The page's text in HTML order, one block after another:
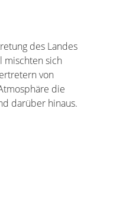
des Landes
mischten sich
von
die
darüber hinaus.